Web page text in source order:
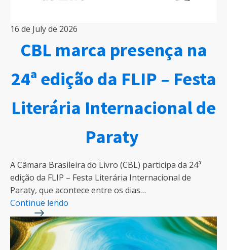
16 de July de 2026
CBL marca presença na
24ª edição da FLIP – Festa
Literária Internacional de
Paraty
A Câmara Brasileira do Livro (CBL) participa da 24ª
edição da FLIP – Festa Literária Internacional de
Paraty, que acontece entre os dias…
Continue lendo